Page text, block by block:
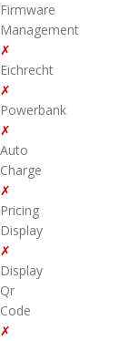
Firmware
Management
✗
Eichrecht
✗
Powerbank
✗
Auto
Charge
✗
Pricing
Display
✗
Display
Qr
Code
✗